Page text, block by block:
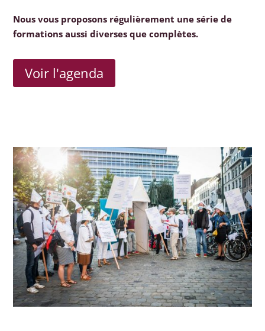
Nous vous proposons régulièrement une série de
formations aussi diverses que complètes.
Voir l'agenda